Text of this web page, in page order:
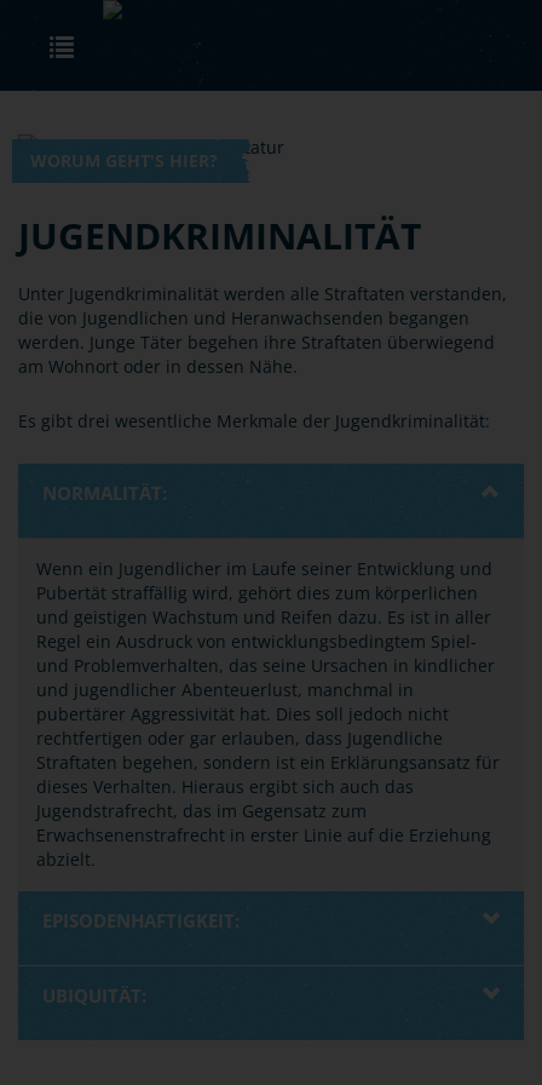
Skip to main content
WORUM GEHT'S HIER?
JUGENDKRIMINALITÄT
Unter Jugendkriminalität werden alle Straftaten verstanden,
die von Jugendlichen und Heranwachsenden begangen
werden. Junge Täter begehen ihre Straftaten überwiegend
am Wohnort oder in dessen Nähe.
Es gibt drei wesentliche Merkmale der Jugendkriminalität:
NORMALITÄT:
Wenn ein Jugendlicher im Laufe seiner Entwicklung und
Pubertät straffällig wird, gehört dies zum körperlichen
und geistigen Wachstum und Reifen dazu. Es ist in aller
Regel ein Ausdruck von entwicklungsbedingtem Spiel-
und Problemverhalten, das seine Ursachen in kindlicher
und jugendlicher Abenteuerlust, manchmal in
pubertärer Aggressivität hat. Dies soll jedoch nicht
rechtfertigen oder gar erlauben, dass Jugendliche
Straftaten begehen, sondern ist ein Erklärungsansatz für
dieses Verhalten. Hieraus ergibt sich auch das
Jugendstrafrecht, das im Gegensatz zum
Erwachsenenstrafrecht in erster Linie auf die Erziehung
abzielt.
EPISODENHAFTIGKEIT:
UBIQUITÄT: